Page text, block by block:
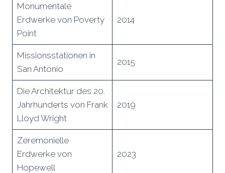
Monumentale
Erdwerke von Poverty
Point
2014
Missionsstationen in
San Antonio
2015
Die Architektur des 20.
Jahrhunderts von Frank
Lloyd Wright
2019
Zeremonielle
Erdwerke von
Hopewell
2023